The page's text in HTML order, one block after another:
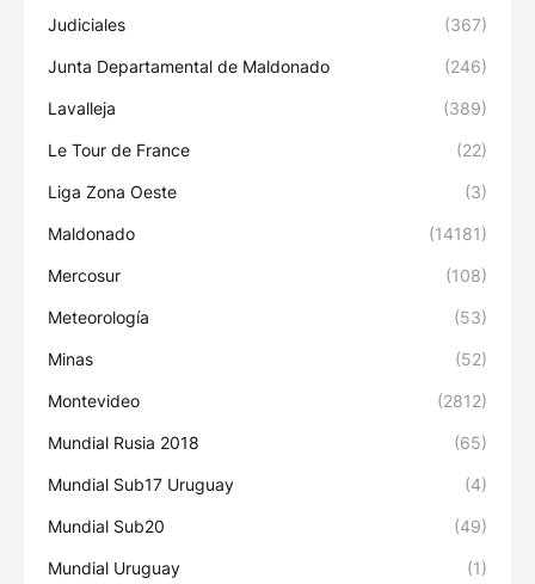
Judiciales (367)
Junta Departamental de Maldonado (246)
Lavalleja (389)
Le Tour de France (22)
Liga Zona Oeste (3)
Maldonado (14181)
Mercosur (108)
Meteorología (53)
Minas (52)
Montevideo (2812)
Mundial Rusia 2018 (65)
Mundial Sub17 Uruguay (4)
Mundial Sub20 (49)
Mundial Uruguay (1)